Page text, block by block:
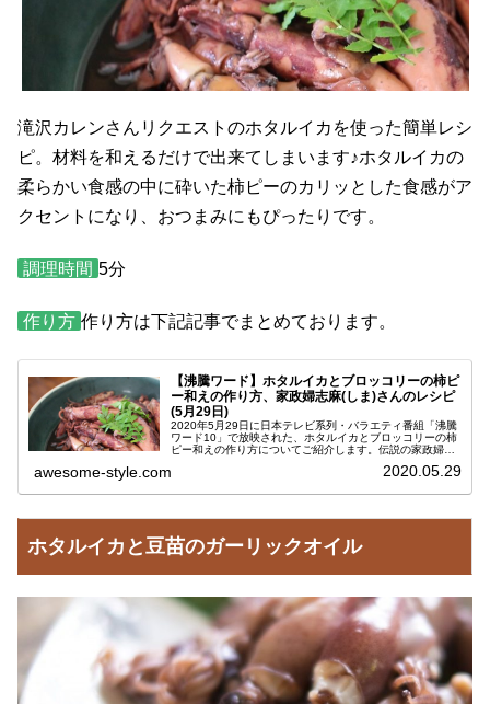
滝沢カレンさんリクエストのホタルイカを使った簡単レシ
ピ。材料を和えるだけで出来てしまいます♪ホタルイカの
柔らかい食感の中に砕いた柿ピーのカリッとした食感がア
クセントになり、おつまみにもぴったりです。
調理時間 5分
作り方 作り方は下記記事でまとめております。
【沸騰ワード】ホタルイカとブロッコリーの柿ピ
ー和えの作り方、家政婦志麻(しま)さんのレシピ
(5月29日)
2020年5月29日に日本テレビ系列・バラエティ番組「沸騰
ワード10」で放映された、ホタルイカとブロッコリーの柿
ピー和えの作り方についてご紹介します。伝説の家政婦・
awesome-style.com 2020.05.29
ホタルイカと豆苗のガーリックオイル